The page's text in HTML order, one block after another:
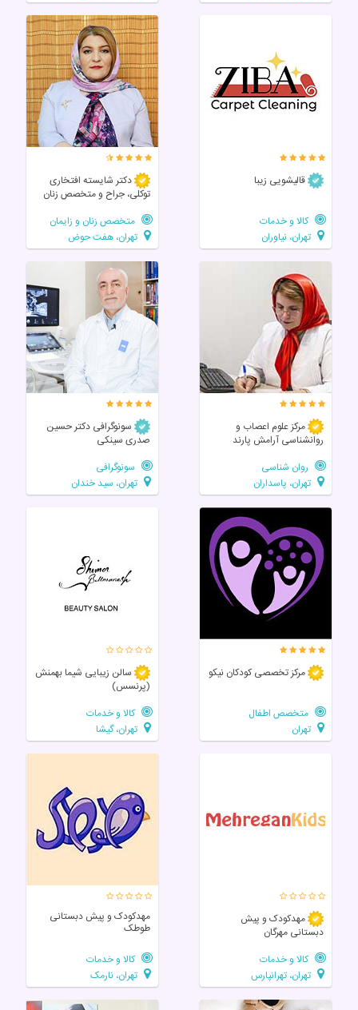
قالیشویی زیبا
کالا و خدمات
تهران، نیاوران
دکتر شایسته افتخاری
توکلی، جراح و متخصص زنان
متخصص زنان و زایمان
تهران، هفت حوض
مرکز علوم اعصاب و
روانشناسی آرامش پارند
روان شناسی
تهران، پاسداران
سونوگرافی دکتر حسین
صدری سینکی
سونوگرافی
تهران، سید خندان
مرکز تخصصی‌ کودکان‌ نیکو
متخصص اطفال
تهران
سالن زيبايی شیما بهمنش
(پرنسس)
کالا و خدمات
تهران، گیشا
مهدکودک و پیش
دبستانی مهرگان
کالا و خدمات
تهران، تهرانپارس
مهدکودک و پیش دبستانی
طوطک
کالا و خدمات
تهران، نارمک